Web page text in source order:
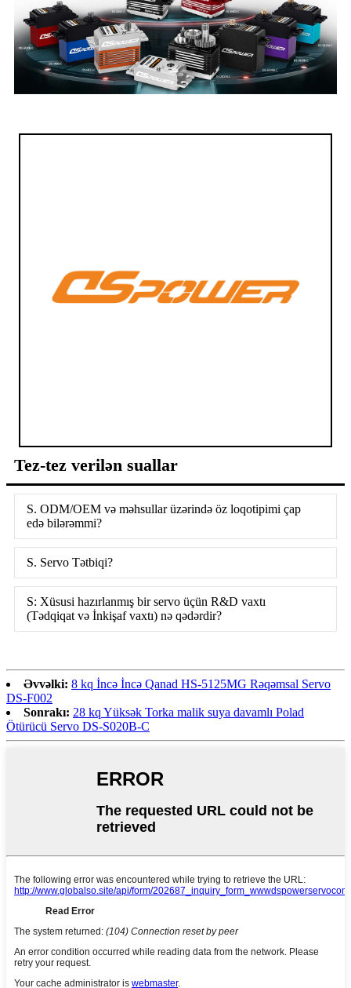
Tez-tez verilən suallar
S. ODM/OEM və məhsullar üzərində öz loqotipimi çap
edə bilərəmmi?
S. Servo Tətbiqi?
S: Xüsusi hazırlanmış bir servo üçün R&D vaxtı
(Tədqiqat və İnkişaf vaxtı) nə qədərdir?
Əvvəlki: 8 kq İncə İncə Qanad HS-5125MG Rəqəmsal Servo
DS-F002
Sonrakı: 28 kq Yüksək Torka malik suya davamlı Polad
Ötürücü Servo DS-S020B-C